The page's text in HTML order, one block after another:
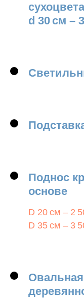
d 30 см –
Поднос
основе
D 20 см – 2
D 35 см – 3